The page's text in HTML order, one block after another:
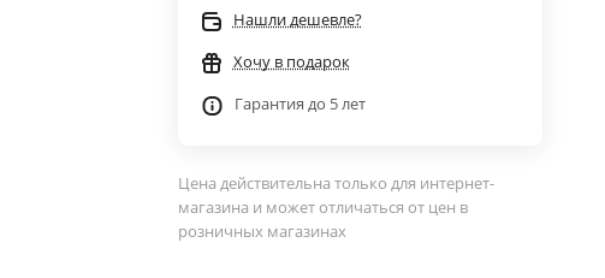
Нашли дешевле?
Хочу в подарок
Гарантия до 5 лет
Цена действительна только для интернет-
магазина и может отличаться от цен в
розничных магазинах